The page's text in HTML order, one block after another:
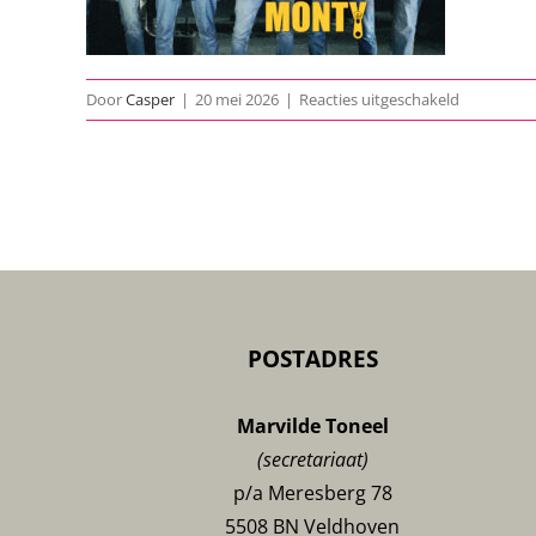
DoorCasper | 20 mei 2026 | Reacties uitgeschakeld
home-
POSTADRES
Marvilde Toneel
(secretariaat)
p/a Meresberg 78
5508 BN Veldhoven